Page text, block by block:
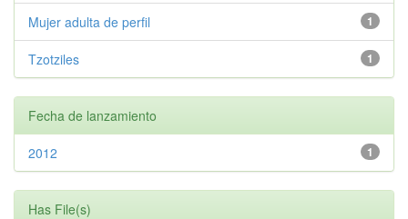
1
Mujer adulta de perfil
1
Tzotziles
Fecha de lanzamiento
1
2012
Has File(s)